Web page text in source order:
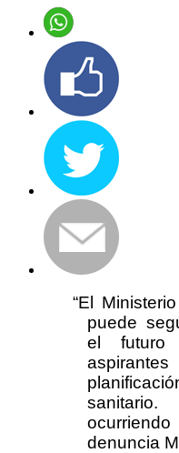
“El
puede
el
denuncia